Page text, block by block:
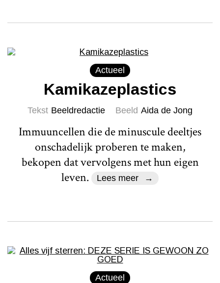
Actueel
Kamikazeplastics
Tekst Beeldredactie Beeld Aida de Jong
Immuuncellen die de minuscule deeltjes
onschadelijk proberen te maken,
bekopen dat vervolgens met hun eigen
leven.
Lees meer
Actueel